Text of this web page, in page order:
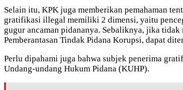
Selain itu, KPK juga memberikan pemahaman
gratifikasi illegal memiliki 2 dimensi, yaitu
gugur ancaman pidananya. Sebaliknya, jika
Pemberantasan Tindak Pidana Korupsi, dapat
Perlu dipahami juga bahwa subjek penerima
Undang-undang Hukum Pidana (KUHP).